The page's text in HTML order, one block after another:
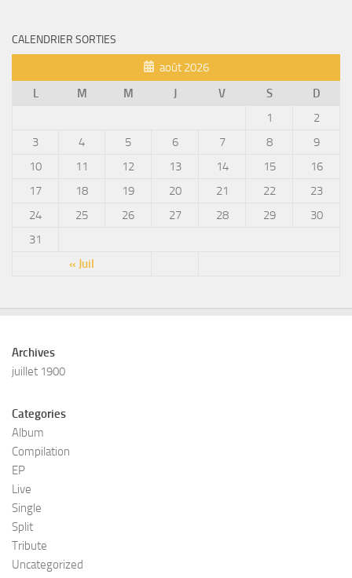
CALENDRIER SORTIES
août 2026
L
M M J V S D
« Juil
1
2
3
4 5 6 7 8
9
10
11 12 13 14 15
16
17
18 19 20 21 22
23
24
25 26 27 28 29
30
31
Archives
juillet 1900
Categories
Album
Compilation
EP
Live
Single
Split
Tribute
Uncategorized